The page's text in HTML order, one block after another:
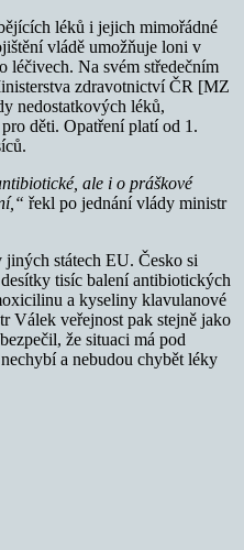
léků i jejich mimořádné
vládě umožňuje loni v
léčivech. Na svém středečním
zdravotnictví ČR [MZ
nedostatkových léků,
děti. Opatření platí od 1.
ale i o práškové
řekl po jednání vlády ministr
státech EU. Česko si
tisíc balení antibiotických
a kyseliny klavulanové
Válek veřejnost pak stejně jako
že situaci má pod
a nebudou chybět léky